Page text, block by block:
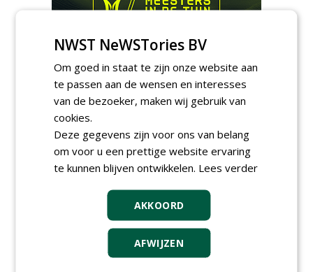
Meld je aan voor onze digitale
nieuwsbrief.
NWST NeWSTories BV
Om goed in staat te zijn onze website aan
te passen aan de wensen en interesses
van de bezoeker, maken wij gebruik van
cookies.
Deze gegevens zijn voor ons van belang
om voor u een prettige website ervaring
te kunnen blijven ontwikkelen. Lees verder
AKKOORD
AFWIJZEN